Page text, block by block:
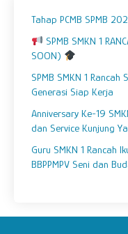
Tahap PCMB SPMB
SPMB SMKN 1
SOON)
SPMB SMKN 1
Generasi Siap Kerja
Anniversary Ke-19
dan Service Kunjung
Guru SMKN 1 Rancah
BBPPMPV Seni dan